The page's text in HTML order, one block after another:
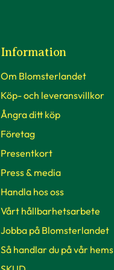
Information
Om Blomsterlandet
Köp- och leveransvillkor
Ångra ditt köp
Företag
Presentkort
Press & media
Handla hos oss
Vårt hållbarhetsarbete
Jobba på Blomsterlandet
Så handlar du på vår